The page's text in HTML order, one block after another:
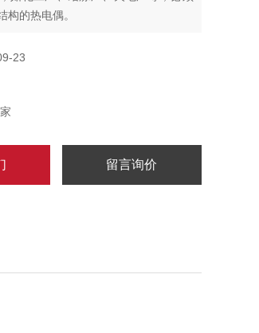
构的热电偶。
23
留言询价